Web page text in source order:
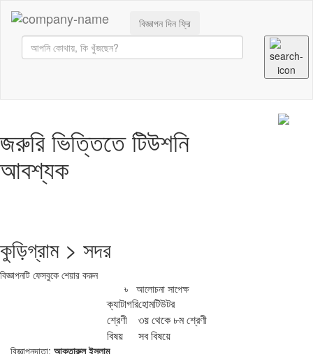
বিজ্ঞাপন দিন ফ্রি
জরুরি ভিত্তিতে টিউশনি
আবশ্যক
কুড়িগ্রাম > সদর
বিজ্ঞাপনটি ফেসবুকে শেয়ার করুন
৳ আলোচনা সাপেক্ষ
ক্যাটাগরিহোমটিউটর
শ্রেণী
৩য় থেকে ৮ম শ্রেণী
বিষয়
সব বিষয়ে
বিজ্ঞাপনদাতা: আকতারুল ইসলাম